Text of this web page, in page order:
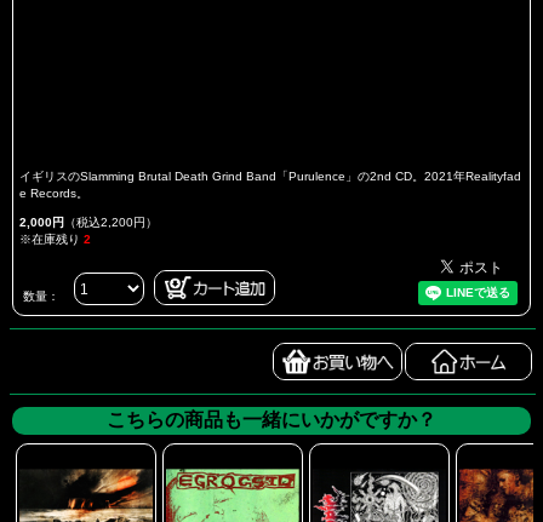
イギリスのSlamming Brutal Death Grind Band「Purulence」の2nd CD。2021年Realityfad
e Records。
2,000円 （税込2,200円）
※在庫残り 2
数量：
こちらの商品も一緒にいかがですか？